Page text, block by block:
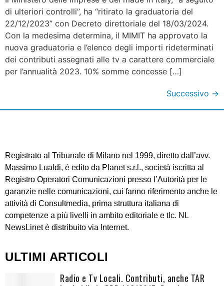
di ulteriori controlli”, ha “ritirato la graduatoria del
22/12/2023” con Decreto direttoriale del 18/03/2024.
Con la medesima determina, il MIMIT ha approvato la
nuova graduatoria e l’elenco degli importi rideterminati
dei contributi assegnati alle tv a carattere commerciale
per l’annualità 2023. 10% somme concesse […]
Successivo →
Registrato al Tribunale di Milano nel 1999, diretto dall’avv.
Massimo Lualdi, è edito da Planet s.r.l., società iscritta al
Registro Operatori Comunicazioni presso l’Autorità per le
garanzie nelle comunicazioni, cui fanno riferimento anche le
attività di Consultmedia, prima struttura italiana di
competenze a più livelli in ambito editoriale e tlc. NL
NewsLinet è distribuito via Internet.
ULTIMI ARTICOLI
Radio e Tv Locali. Contributi, anche TAR